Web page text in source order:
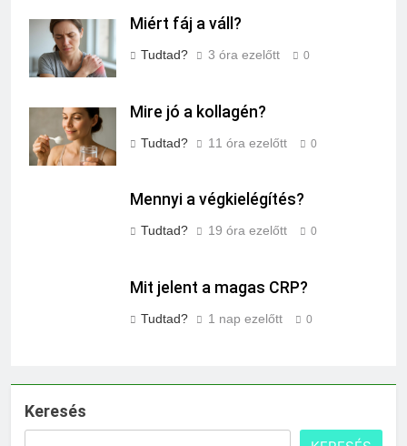
Miért fáj a váll?
Tudtad? 3 óra ezelőtt 0
Mire jó a kollagén?
Tudtad? 11 óra ezelőtt 0
Mennyi a végkielégítés?
Tudtad? 19 óra ezelőtt 0
Mit jelent a magas CRP?
Tudtad? 1 nap ezelőtt 0
Keresés